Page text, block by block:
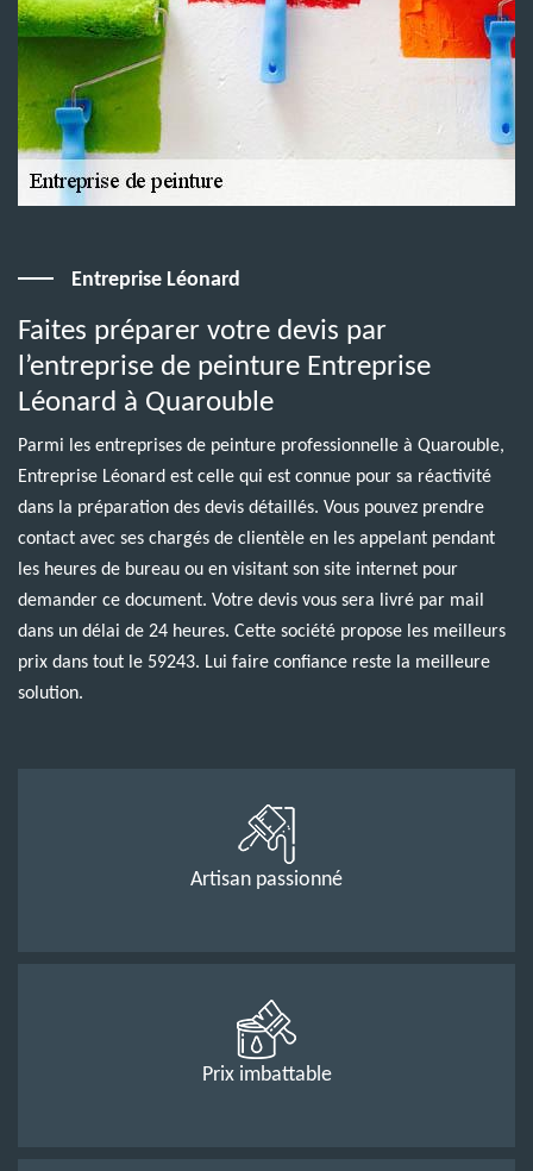
Entreprise Léonard
Faites préparer votre devis par
l’entreprise de peinture Entreprise
Léonard à Quarouble
Parmi les entreprises de peinture professionnelle à Quarouble,
Entreprise Léonard est celle qui est connue pour sa réactivité
dans la préparation des devis détaillés. Vous pouvez prendre
contact avec ses chargés de clientèle en les appelant pendant
les heures de bureau ou en visitant son site internet pour
demander ce document. Votre devis vous sera livré par mail
dans un délai de 24 heures. Cette société propose les meilleurs
prix dans tout le 59243. Lui faire confiance reste la meilleure
solution.
Artisan passionné
Prix imbattable